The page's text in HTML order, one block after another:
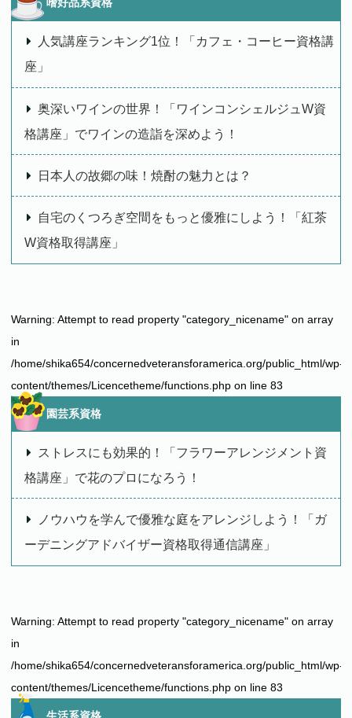
嗜好品系資格
人気講座ランキング1位！「カフェ・コーヒー資格講
座」
奥深いワインの世界！「ワインコンシェルジュW資
格講座」でワインの造詣を深めよう！
日本人の故郷の味！焼酎の魅力とは？
自宅のくつろぎ空間をもっと優雅にしよう！「紅茶
W資格取得講座」
Warning: Attempt to read property "category_nicename" on array
in
/home/shika654/concernedveteransforamerica.org/public_html/wp-
content/themes/Licencetheme/functions.php on line 83
園芸系資格
ストレスにも効果的！「フラワーアレンジメント資
格講座」で花のプロになろう！
ノウハウを学んで優雅な庭をアレンジしよう！「ガ
ーデニングアドバイザー資格取得通信講座」
Warning: Attempt to read property "category_nicename" on array
in
/home/shika654/concernedveteransforamerica.org/public_html/wp-
content/themes/Licencetheme/functions.php on line 83